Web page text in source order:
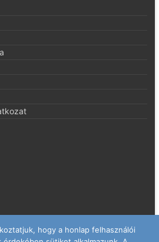
hogy a honlap felhasználói